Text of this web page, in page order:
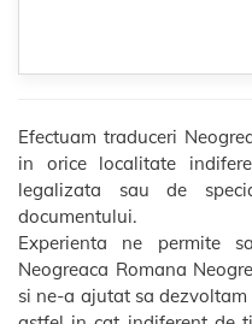
Efectuam traduceri
in orice localitate
legalizata sau de
documentului.
Experienta ne permite
Neogreaca Romana
si ne-a ajutat sa